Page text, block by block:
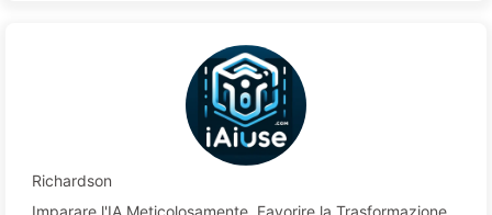
Richardson
Imparare l'IA Meticolosamente, Favorire la Trasformazione